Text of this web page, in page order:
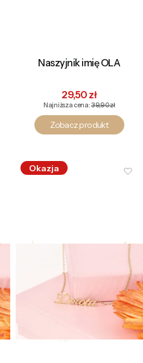
Naszyjnik imię OLA
Cena promocyjna
29,50 zł
Najniższa cena:39,90 zł
Zobacz produkt
Okazja